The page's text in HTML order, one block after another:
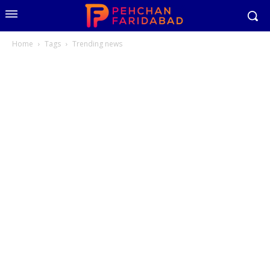
Home Tags Trending news